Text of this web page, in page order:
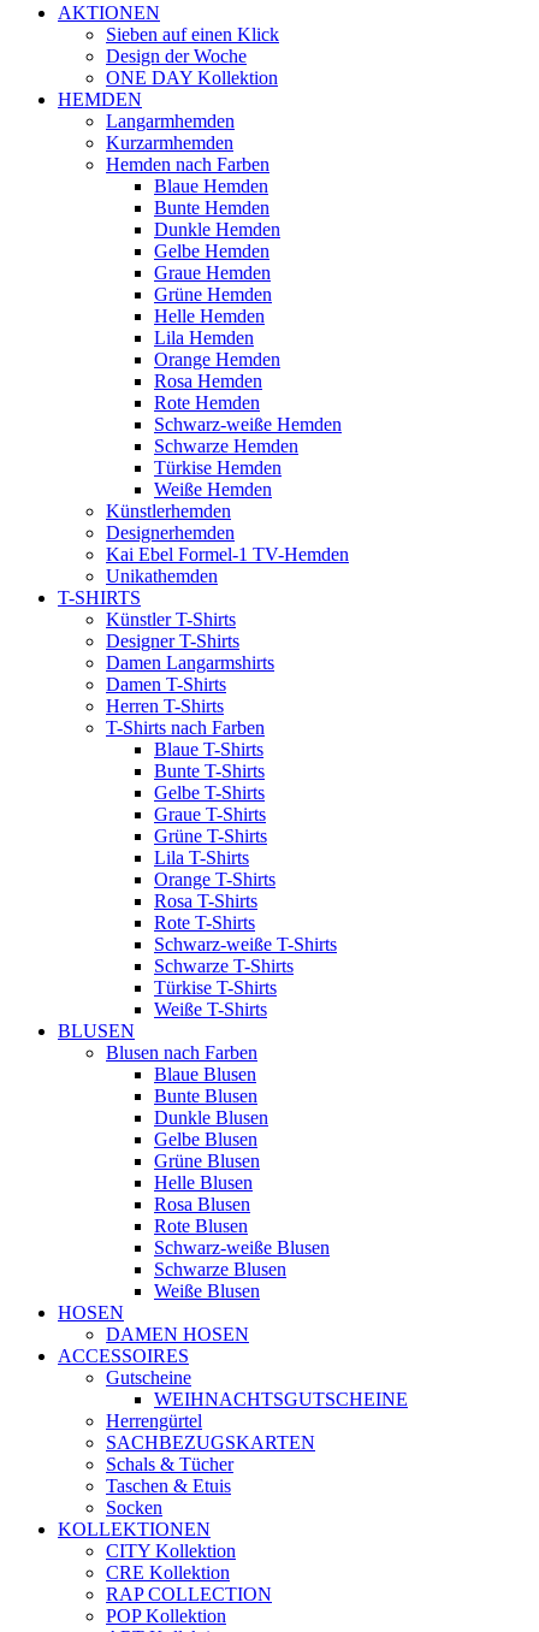
AKTIONEN
Sieben auf einen Klick
Design der Woche
ONE DAY Kollektion
HEMDEN
Langarmhemden
Kurzarmhemden
Hemden nach Farben
Blaue Hemden
Bunte Hemden
Dunkle Hemden
Gelbe Hemden
Graue Hemden
Grüne Hemden
Helle Hemden
Lila Hemden
Orange Hemden
Rosa Hemden
Rote Hemden
Schwarz-weiße Hemden
Schwarze Hemden
Türkise Hemden
Weiße Hemden
Künstlerhemden
Designerhemden
Kai Ebel Formel-1 TV-Hemden
Unikathemden
T-SHIRTS
Künstler T-Shirts
Designer T-Shirts
Damen Langarmshirts
Damen T-Shirts
Herren T-Shirts
T-Shirts nach Farben
Blaue T-Shirts
Bunte T-Shirts
Gelbe T-Shirts
Graue T-Shirts
Grüne T-Shirts
Lila T-Shirts
Orange T-Shirts
Rosa T-Shirts
Rote T-Shirts
Schwarz-weiße T-Shirts
Schwarze T-Shirts
Türkise T-Shirts
Weiße T-Shirts
BLUSEN
Blusen nach Farben
Blaue Blusen
Bunte Blusen
Dunkle Blusen
Gelbe Blusen
Grüne Blusen
Helle Blusen
Rosa Blusen
Rote Blusen
Schwarz-weiße Blusen
Schwarze Blusen
Weiße Blusen
HOSEN
DAMEN HOSEN
ACCESSOIRES
Gutscheine
WEIHNACHTSGUTSCHEINE
Herrengürtel
SACHBEZUGSKARTEN
Schals & Tücher
Taschen & Etuis
Socken
KOLLEKTIONEN
CITY Kollektion
CRE Kollektion
RAP COLLECTION
POP Kollektion